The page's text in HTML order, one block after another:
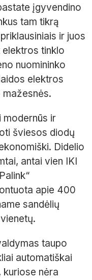
įgyvendino
tam tikrą
ir juos
elektros tinklo
nuomininko
elektros
modernūs ir
šviesos diodų
Didelio
antai vien IKI
apie 400
sandėlių
taupo
automatiškai
kuriose nėra